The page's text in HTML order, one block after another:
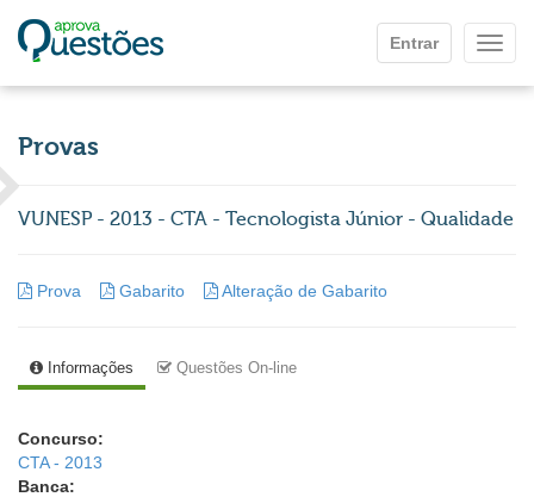
Entrar
Provas
VUNESP - 2013 - CTA - Tecnologista Júnior - Qualidade
Prova Gabarito Alteração de Gabarito
Informações Questões On-line
Concurso:
CTA - 2013
Banca: